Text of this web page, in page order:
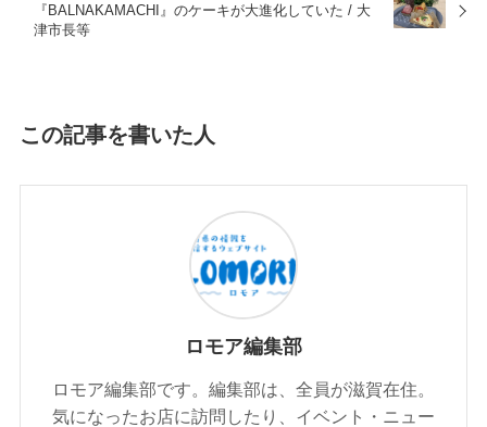
『BALNAKAMACHI』のケーキが大進化していた / 大
津市長等
この記事を書いた人
ロモア編集部
ロモア編集部です。編集部は、全員が滋賀在住。
気になったお店に訪問したり、イベント・ニュー